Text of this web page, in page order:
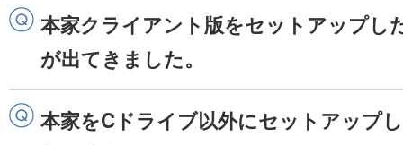
本家クライアント版をセットアップし
が出てきました。
本家をCドライブ以外にセットアップ